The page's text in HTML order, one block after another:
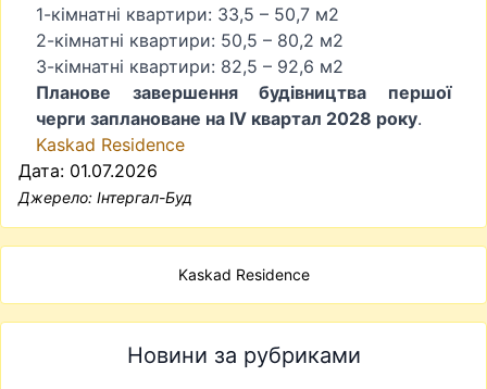
1-кімнатні квартири: 33,5 – 50,7 м2
2-кімнатні квартири: 50,5 – 80,2 м2
3-кімнатні квартири: 82,5 – 92,6 м2
Планове завершення будівництва першої
черги заплановане на IV квартал 2028 року.
Kaskad Residence
Дата: 01.07.2026
Джерело: Інтергал-Буд
Kaskad Residence
Новини за рубриками